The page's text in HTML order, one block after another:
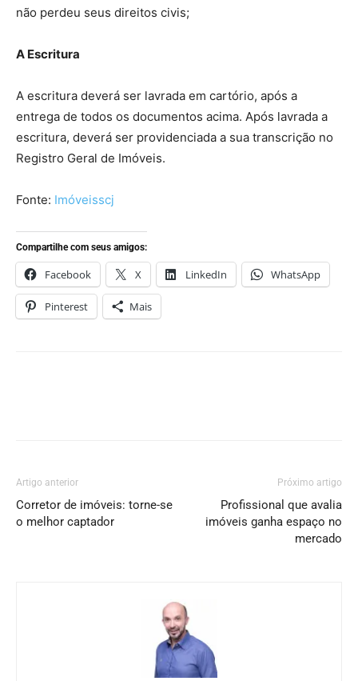
não perdeu seus direitos civis;
A Escritura
A escritura deverá ser lavrada em cartório, após a
entrega de todos os documentos acima. Após lavrada a
escritura, deverá ser providenciada a sua transcrição no
Registro Geral de Imóveis.
Fonte: Imóveisscj
Compartilhe com seus amigos:
Facebook X LinkedIn WhatsApp
Pinterest Mais
Artigo anterior
Corretor de imóveis: torne-se
o melhor captador
Próximo artigo
Profissional que avalia
imóveis ganha espaço no
mercado